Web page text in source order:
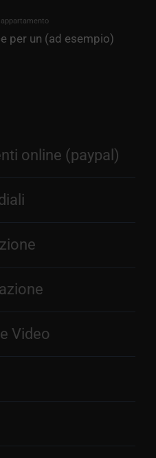
per un (ad esempio)
online (paypal)
Video